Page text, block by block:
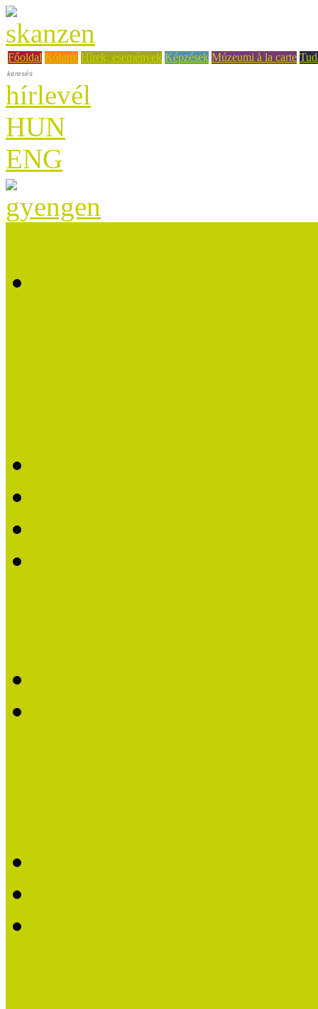
Főoldal Rólunk Hírek, események Képzések Múzeumi à la carte
hírlevél
HUN
ENG